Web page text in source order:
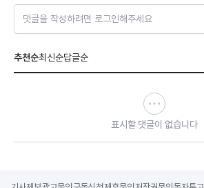
댓글을 작성하려면 로그인해주세요
추천순최신순답글순
표시할 댓글이 없습니다